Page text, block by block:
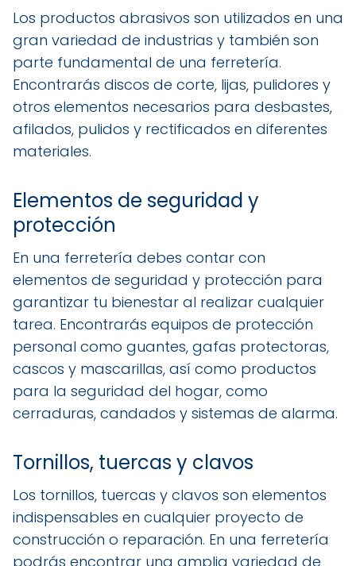
Los productos abrasivos son utilizados en una
gran variedad de industrias y también son
parte fundamental de una ferretería.
Encontrarás discos de corte, lijas, pulidores y
otros elementos necesarios para desbastes,
afilados, pulidos y rectificados en diferentes
materiales.
Elementos de seguridad y
protección
En una ferretería debes contar con
elementos de seguridad y protección para
garantizar tu bienestar al realizar cualquier
tarea. Encontrarás equipos de protección
personal como guantes, gafas protectoras,
cascos y mascarillas, así como productos
para la seguridad del hogar, como
cerraduras, candados y sistemas de alarma.
Tornillos, tuercas y clavos
Los tornillos, tuercas y clavos son elementos
indispensables en cualquier proyecto de
construcción o reparación. En una ferretería
podrás encontrar una amplia variedad de